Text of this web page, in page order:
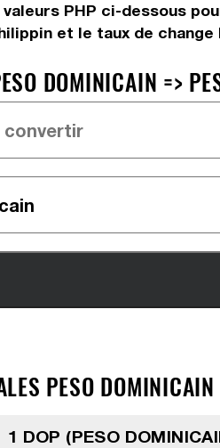
PHP ci-dessous
et le taux de change
DOMINICAIN =>
PESO
1 DOP (PESO